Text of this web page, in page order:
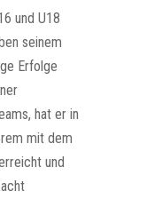
und U18
seinem
Erfolge
hat er in
mit dem
und